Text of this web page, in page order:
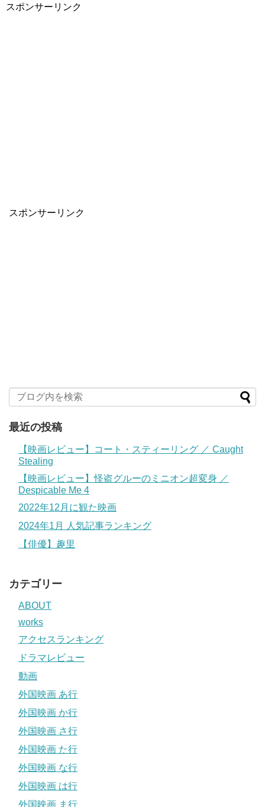
スポンサーリンク
スポンサーリンク
最近の投稿
【映画レビュー】コート・スティーリング ／ Caught
Stealing
【映画レビュー】怪盗グルーのミニオン超変身 ／
Despicable Me 4
2022年12月に観た映画
2024年1月 人気記事ランキング
【俳優】趣里
カテゴリー
ABOUT
works
アクセスランキング
ドラマレビュー
動画
外国映画 あ行
外国映画 か行
外国映画 さ行
外国映画 た行
外国映画 な行
外国映画 は行
外国映画 ま行